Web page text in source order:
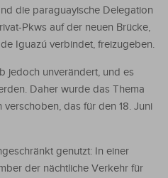
die paraguayische Delegation
Pkws auf der neuen Brücke,
Iguazú verbindet, freizugeben.
jedoch unverändert, und es
Daher wurde das Thema
das für den 18. Juni
genutzt: In einer
der nächtliche Verkehr für